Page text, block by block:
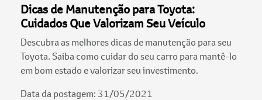
Dicas de Manutenção para Toyota:
Cuidados Que Valorizam Seu Veículo
Descubra as melhores dicas de manutenção para seu
Toyota. Saiba como cuidar do seu carro para mantê-lo
em bom estado e valorizar seu investimento.
Data da postagem: 31/05/2021